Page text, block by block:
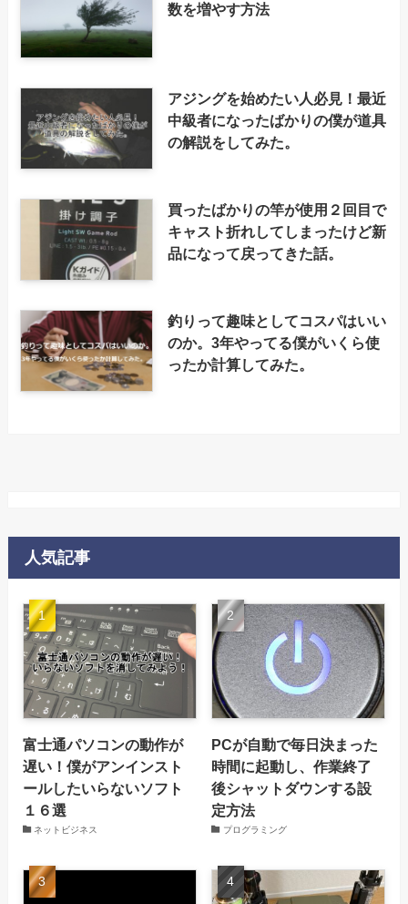
数を増やす方法
アジングを始めたい人必見！最近
中級者になったばかりの僕が道具
の解説をしてみた。
買ったばかりの竿が使用２回目で
キャスト折れしてしまったけど新
品になって戻ってきた話。
釣りって趣味としてコスパはいい
のか。3年やってる僕がいくら使
ったか計算してみた。
人気記事
富士通パソコンの動作が
遅い！僕がアンインスト
ールしたいらないソフト
１６選
ネットビジネス
PCが自動で毎日決まった
時間に起動し、作業終了
後シャットダウンする設
定方法
プログラミング